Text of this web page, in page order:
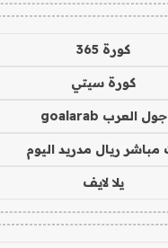
كورة 365
كورة سيتي
جول العرب goalarab
مباشر ريال مدريد اليوم
يلا لايف